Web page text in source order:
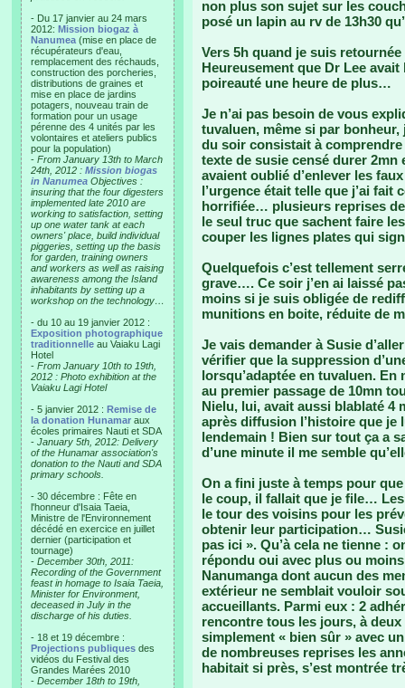
- Du 17 janvier au 24 mars
2012: Mission biogaz à
Nanumea (mise en place de
récupérateurs d'eau,
remplacement des réchauds,
construction des porcheries,
distributions de graines et
mise en place de jardins
potagers, nouveau train de
formation pour un usage
pérenne des 4 unités par les
volontaires et ateliers publics
pour la population)
- From January 13th to March
24th, 2012 : Mission biogas
in Nanumea Objectives :
insuring that the four digesters
implemented late 2010 are
working to satisfaction, setting
up one water tank at each
owners' place, build individual
piggeries, setting up the basis
for garden, training owners
and workers as well as raising
awareness among the Island
inhabitants by setting up a
workshop on the technology…
- du 10 au 19 janvier 2012 :
Exposition photographique
traditionnelle au Vaiaku Lagi
Hotel
- From January 10th to 19th,
2012 : Photo exhibition at the
Vaiaku Lagi Hotel
- 5 janvier 2012 : Remise de
la donation Hunamar aux
écoles primaires Nauti et SDA
- January 5th, 2012: Delivery
of the Hunamar association's
donation to the Nauti and SDA
primary schools.
- 30 décembre : Fête en
l'honneur d'Isaia Taeia,
Ministre de l'Environnement
décédé en exercice en juillet
dernier (participation et
tournage)
- December 30th, 2011:
Recording of the Government
feast in homage to Isaia Taeia,
Minister for Environment,
deceased in July in the
discharge of his duties.
- 18 et 19 décembre :
Projections publiques des
vidéos du Festival des
Grandes Marées 2010
- December 18th to 19th,
non plus son sujet sur les
posé un lapin au rv de 13h30
Vers 5h quand je suis
Heureusement que Dr Lee
poireauté une heure de plus…
Je n’ai pas besoin de vous
tuvaluen, même si par bonheur,
du soir consistait à
texte de susie censé durer
avaient oublié d’enlever les
l’urgence était telle que j’ai fait
horrifiée… plusieurs reprises
le seul truc que sachent faire
couper les lignes plates qui
Quelquefois c’est tellement
grave…. Ce soir j’en ai laissé
moins si je suis obligée de
munitions en boite, réduite de
Je vais demander à Susie
vérifier que la suppression
lorsqu’adaptée en tuvaluen. En
au premier passage de 10mn
Nielu, lui, avait aussi blablaté 4
après diffusion l’histoire que je
lendemain ! Bien sur tout ça a
d’une minute il me semble
On a fini juste à temps pour
le coup, il fallait que je file…
le tour des voisins pour les
obtenir leur participation…
pas ici ». Qu’à cela ne tienne :
répondu oui avec plus ou
Nanumanga dont aucun des
extérieur ne semblait vouloir
accueillants. Parmi eux : 2
rencontre tous les jours, à
simplement « bien sûr » avec
de nombreuses reprises les
habitait si près, s’est montrée